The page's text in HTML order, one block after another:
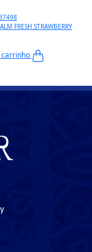
FRESH STRAWBERRY